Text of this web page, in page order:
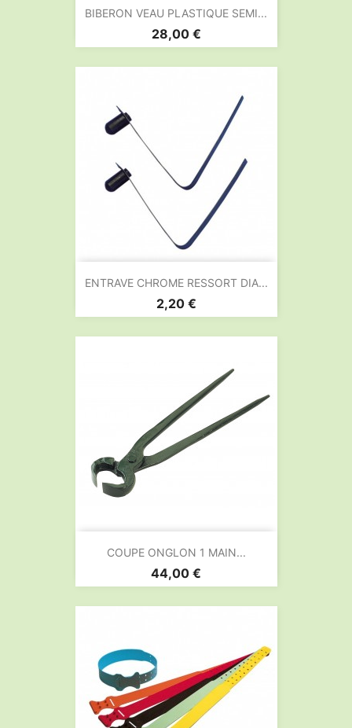
BIBERON VEAU PLASTIQUE SEMI...
Prix
28,00 €
ENTRAVE CHROME RESSORT DIA...
Prix
2,20 €
COUPE ONGLON 1 MAIN...
Prix
44,00 €